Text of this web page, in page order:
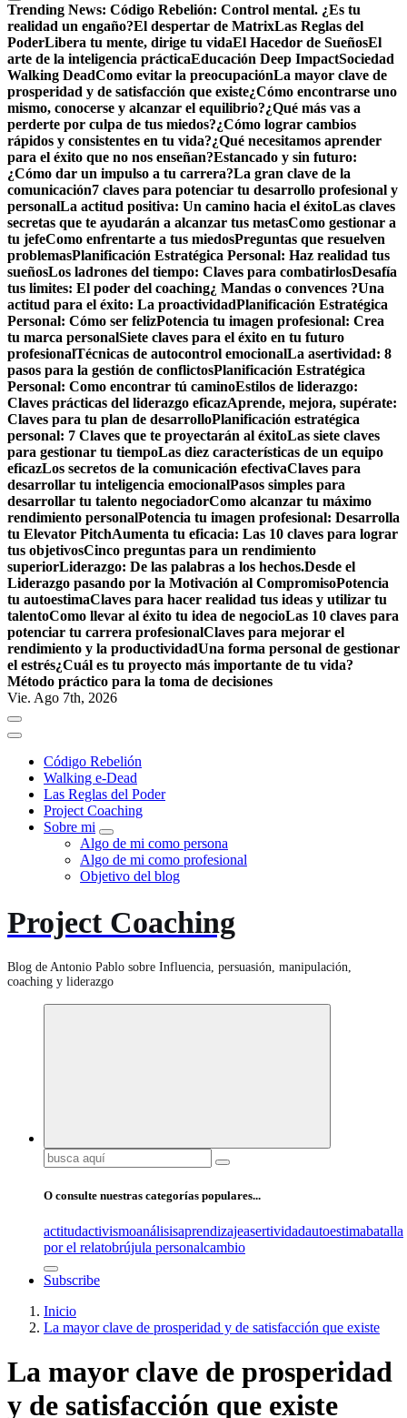
Trending News: Código Rebelión: Control mental. ¿Es tu
realidad un engaño?El despertar de MatrixLas Reglas del
PoderLibera tu mente, dirige tu vidaEl Hacedor de SueñosEl
arte de la inteligencia prácticaEducación Deep ImpactSociedad
Walking DeadComo evitar la preocupaciónLa mayor clave de
prosperidad y de satisfacción que existe¿Cómo encontrarse uno
mismo, conocerse y alcanzar el equilibrio?¿Qué más vas a
perderte por culpa de tus miedos?¿Cómo lograr cambios
rápidos y consistentes en tu vida?¿Qué necesitamos aprender
para el éxito que no nos enseñan?Estancado y sin futuro:
¿Cómo dar un impulso a tu carrera?La gran clave de la
comunicación7 claves para potenciar tu desarrollo profesional y
personalLa actitud positiva: Un camino hacia el éxitoLas claves
secretas que te ayudarán a alcanzar tus metasComo gestionar a
tu jefeComo enfrentarte a tus miedosPreguntas que resuelven
problemasPlanificación Estratégica Personal: Haz realidad tus
sueñosLos ladrones del tiempo: Claves para combatirlosDesafía
tus limites: El poder del coaching¿ Mandas o convences ?Una
actitud para el éxito: La proactividadPlanificación Estratégica
Personal: Cómo ser felizPotencia tu imagen profesional: Crea
tu marca personalSiete claves para el éxito en tu futuro
profesionalTécnicas de autocontrol emocionalLa asertividad: 8
pasos para la gestión de conflictosPlanificación Estratégica
Personal: Como encontrar tú caminoEstilos de liderazgo:
Claves prácticas del liderazgo eficazAprende, mejora, supérate:
Claves para tu plan de desarrolloPlanificación estratégica
personal: 7 Claves que te proyectarán al éxitoLas siete claves
para gestionar tu tiempoLas diez características de un equipo
eficazLos secretos de la comunicación efectivaClaves para
desarrollar tu inteligencia emocionalPasos simples para
desarrollar tu talento negociadorComo alcanzar tu máximo
rendimiento personalPotencia tu imagen profesional: Desarrolla
tu Elevator PitchAumenta tu eficacia: Las 10 claves para lograr
tus objetivosCinco preguntas para un rendimiento
superiorLiderazgo: De las palabras a los hechos.Desde el
Liderazgo pasando por la Motivación al CompromisoPotencia
tu autoestimaClaves para hacer realidad tus ideas y utilizar tu
talentoComo llevar al éxito tu idea de negocioLas 10 claves para
potenciar tu carrera profesionalClaves para mejorar el
rendimiento y la productividadUna forma personal de gestionar
el estrés¿Cuál es tu proyecto más importante de tu vida?
Método práctico para la toma de decisiones
Vie. Ago 7th, 2026
Código Rebelión
Walking e-Dead
Las Reglas del Poder
Project Coaching
Sobre mi
Algo de mi como persona
Algo de mi como profesional
Objetivo del blog
Project Coaching
Blog de Antonio Pablo sobre Influencia, persuasión, manipulación,
coaching y liderazgo
Buscar:
O consulte nuestras categorías populares...
actitudactivismoanálisisaprendizajeasertividadautoestimabatalla
por el relatobrújula personalcambio
Subscribe
Inicio
La mayor clave de prosperidad y de satisfacción que existe
La mayor clave de prosperidad
y de satisfacción que existe